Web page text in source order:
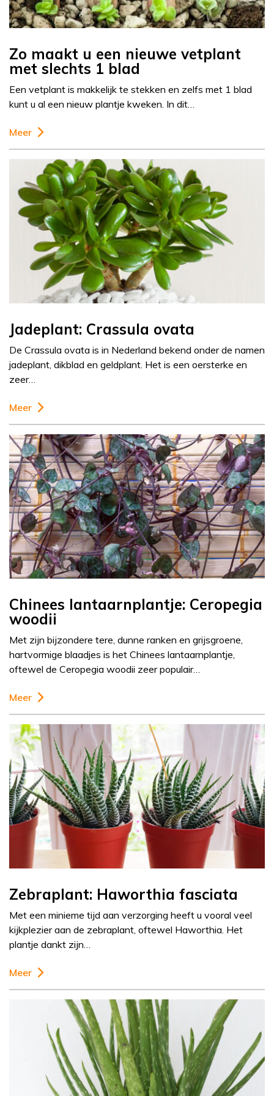
Zo maakt u een nieuwe vetplant
met slechts 1 blad
Een vetplant is makkelijk te stekken en zelfs met 1 blad
kunt u al een nieuw plantje kweken. In dit…
Meer
Jadeplant: Crassula ovata
De Crassula ovata is in Nederland bekend onder de namen
jadeplant, dikblad en geldplant. Het is een oersterke en
zeer…
Meer
Chinees lantaarnplantje: Ceropegia
woodii
Met zijn bijzondere tere, dunne ranken en grijsgroene,
hartvormige blaadjes is het Chinees lantaarnplantje,
oftewel de Ceropegia woodii zeer populair…
Meer
Zebraplant: Haworthia fasciata
Met een minieme tijd aan verzorging heeft u vooral veel
kijkplezier aan de zebraplant, oftewel Haworthia. Het
plantje dankt zijn…
Meer